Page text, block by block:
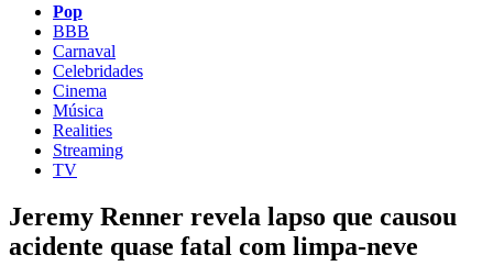
Pop
BBB
Carnaval
Celebridades
Cinema
Música
Realities
Streaming
TV
Jeremy Renner revela ​lapso que causou
acidente quase fatal com limpa-neve